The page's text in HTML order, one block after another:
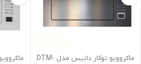
ماکروویو توکار داتیس مدل DTM-